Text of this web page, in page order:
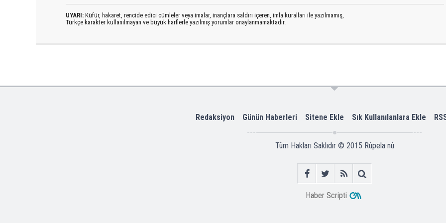
UYARI: Küfür, hakaret, rencide edici cümleler veya imalar, inançlara saldırı içeren, imla kuralları ile yazılmamış,
Türkçe karakter kullanılmayan ve büyük harflerle yazılmış yorumlar onaylanmamaktadır.
Redaksiyon Günün Haberleri Sitene Ekle Sık Kullanılanlara Ekle
Tüm Hakları Saklıdır © 2015 Rûpela nû
Haber Scripti